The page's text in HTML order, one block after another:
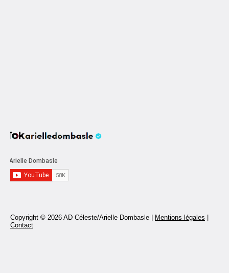
Copyright © 2026 AD Céleste/Arielle Dombasle | Mentions légales
Contact